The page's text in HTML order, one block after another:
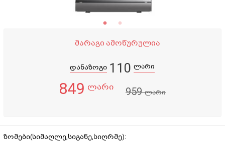
მარაგი ამოწურულია
დანაზოგი 110 ლარი
849 ლარი 959ლარი
ზომები(სიმაღლე,სიგანე,სიღრმე):